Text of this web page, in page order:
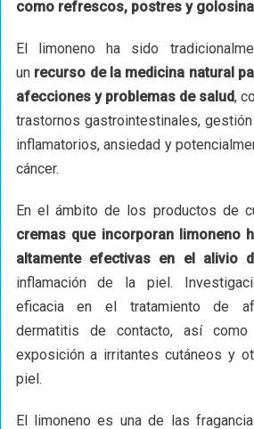
como refrescos, postres y
El limoneno ha sido
unrecurso de la medicina natural
afecciones y problemas de salud,
trastornos gastrointestinales,
inflamatorios, ansiedad y
cáncer.
En el ámbito de los productos de
cremas que incorporan limoneno
altamente efectivas en el alivio
inflamación de la piel.
eficacia en el tratamiento de
dermatitis de contacto, así
exposición a irritantes cutáneos y
piel.
El limoneno es una de las